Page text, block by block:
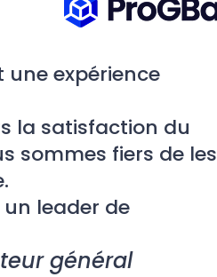
une expérience
la satisfaction du
sommes fiers de les
leader de
général